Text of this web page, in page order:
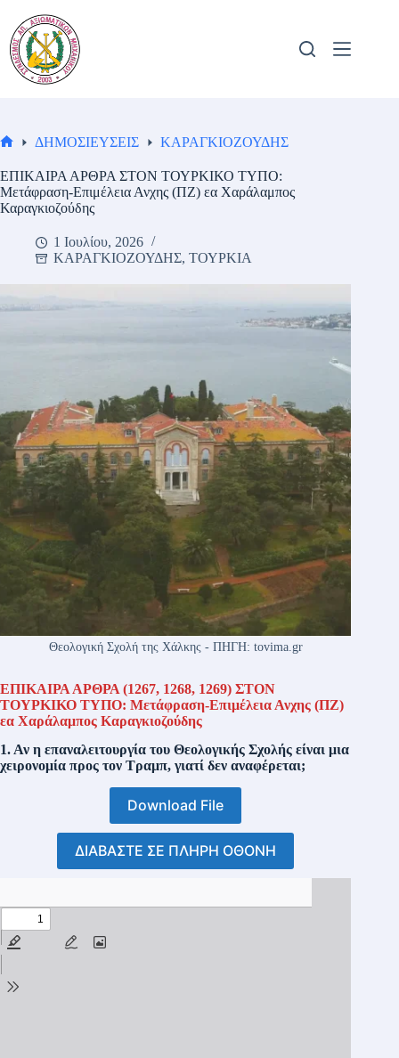
στο
περιεχόμενο
σελίδα
ΔΗΜΟΣΙΕΥΣΕΙΣ ΚΑΡΑΓΚΙΟΖΟΥΔΗΣ
ΕΠΙΚΑΙΡΑ ΑΡΘΡΑ ΣΤΟΝ ΤΟΥΡΚΙΚΟ ΤΥΠΟ:
Μετάφραση-Επιμέλεια Ανχης (ΠΖ) εα Χαράλαμπος
Καραγκιοζούδης
1 Ιουλίου, 2026
ΚΑΡΑΓΚΙΟΖΟΥΔΗΣ, ΤΟΥΡΚΙΑ
Θεολογική Σχολή της Χάλκης - ΠΗΓΗ: tovima.gr
ΕΠΙΚΑΙΡΑ ΑΡΘΡΑ (1267, 1268, 1269) ΣΤΟΝ
ΤΟΥΡΚΙΚΟ ΤΥΠΟ: Μετάφραση-Επιμέλεια Ανχης (ΠΖ)
εα Χαράλαμπος Καραγκιοζούδης
1. Αν η επαναλειτουργία του Θεολογικής Σχολής είναι μια
χειρονομία προς τον Τραμπ, γιατί δεν αναφέρεται;
Download File
ΔΙΑΒΑΣΤΕ ΣΕ ΠΛΗΡΗ ΟΘΟΝΗ